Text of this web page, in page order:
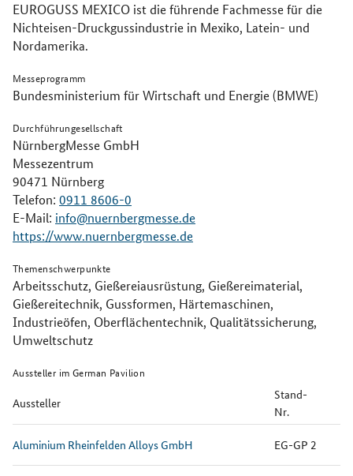
EUROGUSS MEXICO ist die führende Fachmesse für die
Nichteisen-Druckgussindustrie in Mexiko, Latein- und
Nordamerika.
Messeprogramm
Bundesministerium für Wirtschaft und Energie (BMWE)
Durchführungesellschaft
NürnbergMesse GmbH
Messezentrum
90471 Nürnberg
Telefon: 0911 8606-0
E-Mail: info@nuernbergmesse.de
https://www.nuernbergmesse.de
Themenschwerpunkte
Arbeitsschutz, Gießereiausrüstung, Gießereimaterial,
Gießereitechnik, Gussformen, Härtemaschinen,
Industrieöfen, Oberflächentechnik, Qualitätssicherung,
Umweltschutz
Aussteller im German Pavilion
Aussteller
Stand-
Nr.
Aluminium Rheinfelden Alloys GmbH EG-GP 2